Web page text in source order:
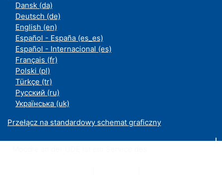
Dansk ‎(da)‎
Deutsch ‎(de)‎
English ‎(en)‎
Español - España ‎(es_es)‎
Español - Internacional ‎(es)‎
Français ‎(fr)‎
Polski ‎(pl)‎
Türkçe ‎(tr)‎
Русский ‎(ru)‎
Українська ‎(uk)‎
Przełącz na standardowy schemat graficzny